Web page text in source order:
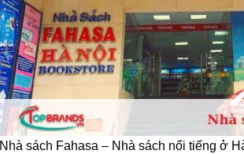
Nhà sách Fahasa – Nhà sách nổi tiếng ở